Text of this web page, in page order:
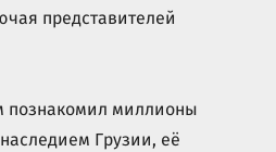
представителей
познакомил миллионы
Грузии, её